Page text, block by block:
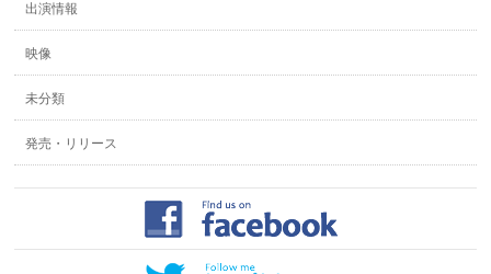
出演情報
映像
未分類
発売・リリース